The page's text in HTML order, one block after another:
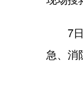
7日6
急、消